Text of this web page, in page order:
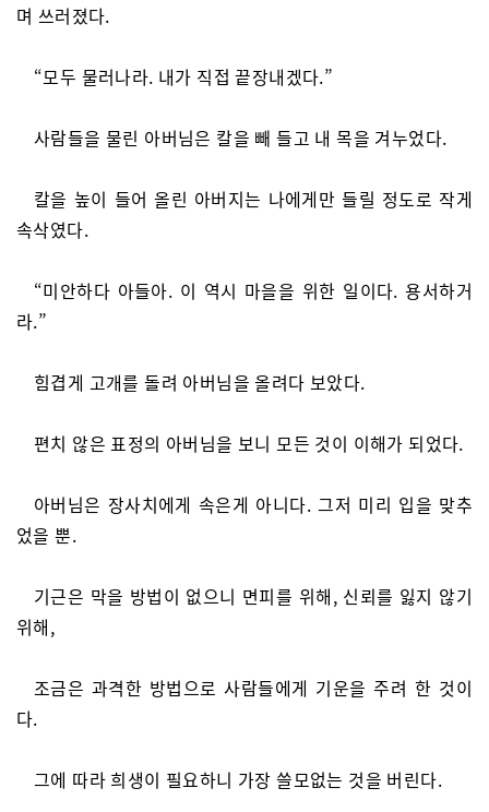
며 쓰러졌다.
“모두 물러나라. 내가 직접 끝장내겠다.”
사람들을 물린 아버님은 칼을 빼 들고 내 목을 겨누었다.
칼을 높이 들어 올린 아버지는 나에게만 들릴 정도로 작게
속삭였다.
“미안하다 아들아. 이 역시 마을을 위한 일이다. 용서하거
라.”
힘겹게 고개를 돌려 아버님을 올려다 보았다.
편치 않은 표정의 아버님을 보니 모든 것이 이해가 되었다.
아버님은 장사치에게 속은게 아니다. 그저 미리 입을 맞추
었을 뿐.
기근은 막을 방법이 없으니 면피를 위해, 신뢰를 잃지 않기
위해,
조금은 과격한 방법으로 사람들에게 기운을 주려 한 것이
다.
그에 따라 희생이 필요하니 가장 쓸모없는 것을 버린다.